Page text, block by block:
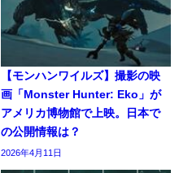
【モンハンワイルズ】撮影の映
画「Monster Hunter: Eko」が
アメリカ博物館で上映。日本で
の公開情報は？
2026年4月11日